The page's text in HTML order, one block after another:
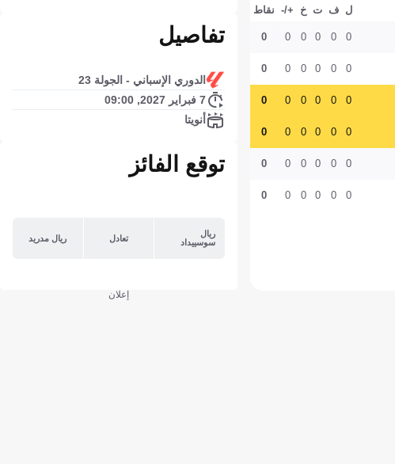
ل ف ت خ +/- نقاط
0
0
0
0
0
0
0
0
0
0
0
0
0
0
0
0
0
0
0
0
0
0
0
0
0
0
0
0
0
0
0
0
0
0
0
0
تفاصيل
الدوري الإسباني - الجولة 23
7 فبراير 2027, 09:00
أنويتا
توقع الفائز
ريال
سوسييداد
تعادل ريال مدريد
إعلان